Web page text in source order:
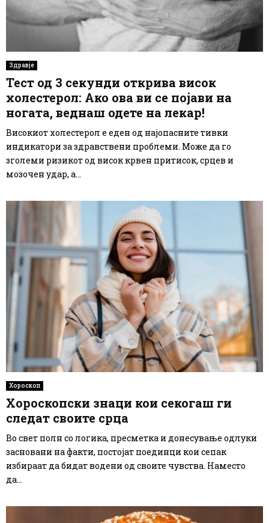
Здравје
Тест од 3 секунди открива висок
холестерол: Ако ова ви се појави на
ногата, веднаш одете на лекар!
Високиот холестерол е еден од најопасните тивки
индикатори за здравствени проблеми. Може да го
зголеми ризикот од висок крвен притисок, срцев и
мозочен удар, а...
Хороскоп
Хороскопски знаци кои секогаш ги
следат своите срца
Во свет полн со логика, пресметка и донесување одлуки
засновани на факти, постојат поединци кои сепак
избираат да бидат водени од своите чувства. Наместо
да...